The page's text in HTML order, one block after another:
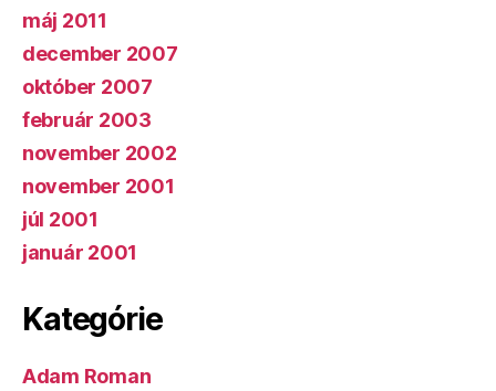
máj 2011
december 2007
október 2007
február 2003
november 2002
november 2001
júl 2001
január 2001
Kategórie
Adam Roman